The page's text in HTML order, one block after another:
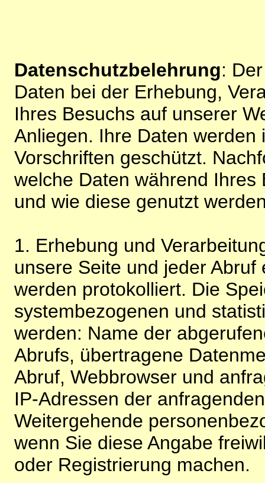
Datenschutzbelehrung:
Daten bei der Erhebung,
Ihres Besuchs auf unserer
Anliegen. Ihre Daten
Vorschriften geschützt.
welche Daten während
und wie diese genutzt
1. Erhebung und
unsere Seite und jeder
werden protokolliert. Die
systembezogenen und
werden: Name der
Abrufs, übertragene
Abruf, Webbrowser und
IP-Adressen der
Weitergehende
wenn Sie diese Angabe
oder Registrierung machen.